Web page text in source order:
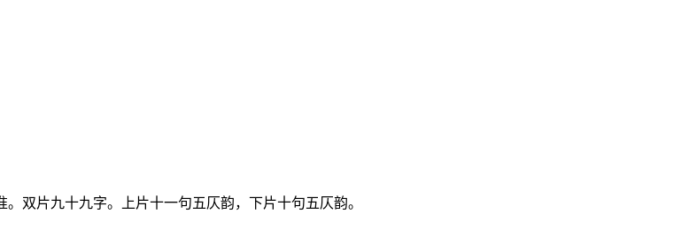
双片九十九字。上片十一句五仄韵，下片十句五仄韵。